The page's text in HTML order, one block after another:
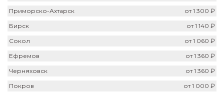
Приморско-Ахтарск
от 1 300 ₽
Бирск
от 1 140 ₽
Сокол
от 1 060 ₽
Ефремов
от 1 360 ₽
Черняховск
от 1 360 ₽
Покров
от 1 000 ₽